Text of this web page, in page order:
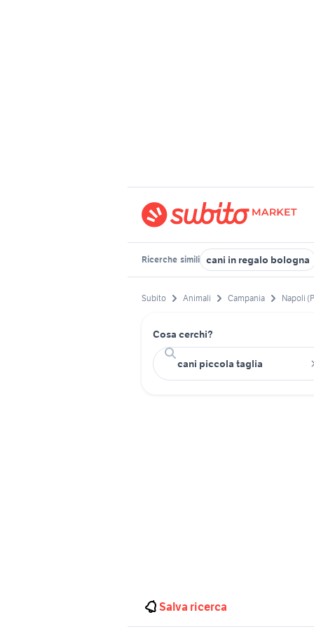
Ricerche simili cani in regalo bologna
Subito Animali Campania Napoli
Cosa cerchi?
Salva ricerca